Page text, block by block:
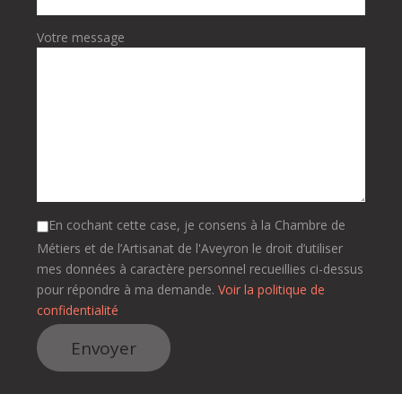
Votre message
En cochant cette case, je consens à la Chambre de
Métiers et de l’Artisanat de l'Aveyron le droit d’utiliser
mes données à caractère personnel recueillies ci-dessus
pour répondre à ma demande.Voir la politique de
confidentialité